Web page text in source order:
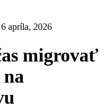
apríla, 2026
migrovať